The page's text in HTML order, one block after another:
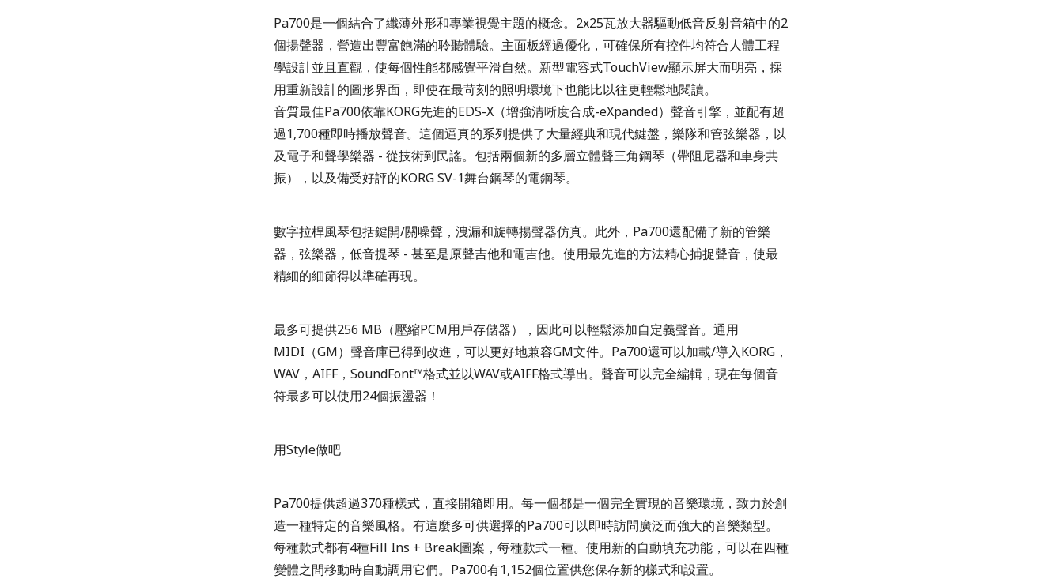
Pa700是一個結合了纖薄外形和專業視覺主題的概念。2x25瓦放大器驅動低音反射音箱中的2
個揚聲器，營造出豐富飽滿的聆聽體驗。主面板經過優化，可確保所有控件均符合人體工程
學設計並且直觀，使每個性能都感覺平滑自然。新型電容式TouchView顯示屏大而明亮，採
用重新設計的圖形界面，即使在最苛刻的照明環境下也能比以往更輕鬆地閱讀。
音質最佳Pa700依靠KORG先進的EDS-X（增強清晰度合成-eXpanded）聲音引擎，並配有超
過1,700種即時播放聲音。這個逼真的系列提供了大量經典和現代鍵盤，樂隊和管弦樂器，以
及電子和聲學樂器 - 從技術到民謠。包括兩個新的多層立體聲三角鋼琴（帶阻尼器和車身共
振），以及備受好評的KORG SV-1舞台鋼琴的電鋼琴。
數字拉桿風琴包括鍵開/關噪聲，洩漏和旋轉揚聲器仿真。此外，Pa700還配備了新的管樂
器，弦樂器，低音提琴 - 甚至是原聲吉他和電吉他。使用最先進的方法精心捕捉聲音，使最
精細的細節得以準確再現。
最多可提供256 MB（壓縮PCM用戶存儲器），因此可以輕鬆添加自定義聲音。通用
MIDI（GM）聲音庫已得到改進，可以更好地兼容GM文件。Pa700還可以加載/導入KORG，
WAV，AIFF，SoundFont™格式並以WAV或AIFF格式導出。聲音可以完全編輯，現在每個音
符最多可以使用24個振盪器！
用Style做吧
Pa700提供超過370種樣式，直接開箱即用。每一個都是一個完全實現的音樂環境，致力於創
造一種特定的音樂風格。有這麼多可供選擇的Pa700可以即時訪問廣泛而強大的音樂類型。
每種款式都有4種Fill Ins + Break圖案，每種款式一種。使用新的自動填充功能，可以在四種
變體之間移動時自動調用它們。Pa700有1,152個位置供您保存新的樣式和設置。